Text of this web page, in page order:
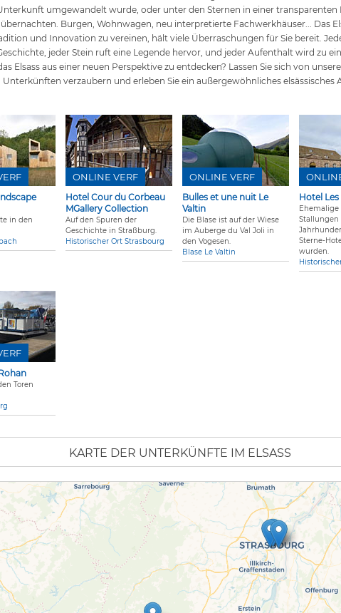
umgewandelt wurde, oder unter den Sternen in einer transparenten
Burgen, Wohnwagen, neu interpretierte Fachwerkhäuser... Das
und Innovation zu vereinen, hält viele Überraschungen für Sie bereit.
jeder Stein ruft eine Legende hervor, und jeder Aufenthalt wird zu
Elsass aus einer neuen Perspektive zu entdecken? Lassen Sie sich von
verzaubern und erleben Sie ein außergewöhnliches elsässisches
in den
Hotel Cour du Corbeau
MGallery Collection
Auf den Spuren der
Geschichte in Straßburg.
Historischer Ort Strasbourg
ONLINE VERF
Bulles et une nuit Le
Valtin
Die Blase ist auf der Wiese
im Auberge du Val Joli in
den Vogesen.
Blase Le Valtin
ONLINE VERF
Hotel Les
Stallungen
Sterne-
wurden.
Toren
KARTE DER UNTERKÜNFTE IM ELSASS